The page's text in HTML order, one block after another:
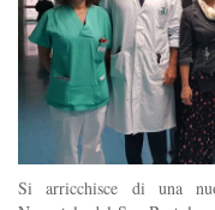
Si arricchisce di una